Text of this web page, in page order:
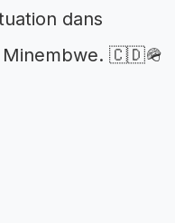
dans
Minembwe. 🇨🇩🪖